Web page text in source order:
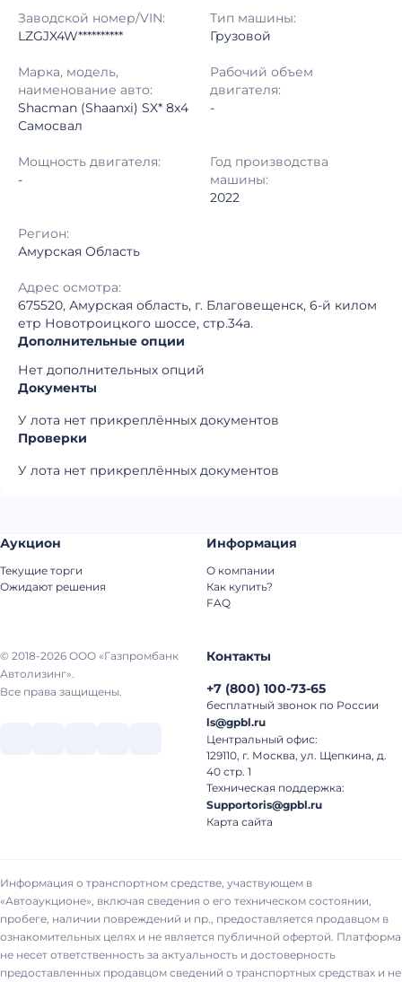
Тип аукциона: Открытые торги
Шаг торгов: 50 000 ₽
Кол-во ставок:
Регион: Амурская Область
Заводской номер/VIN:
LZGJX4W**********
Тип машины:
Грузовой
Марка, модель,
наименование авто:
Shacman (Shaanxi) SX* 8x4
Самосвал
Рабочий объем
двигателя:
-
Мощность двигателя:
-
Год производства
машины:
2022
Регион:
Амурская Область
Адрес осмотра:
675520, Амурская область, г. Благовещенск, 6-й килом
етр Новотроицкого шоссе, стр.34а.
Дополнительные опции
Нет дополнительных опций
Документы
У лота нет прикреплённых документов
Проверки
У лота нет прикреплённых документов
© 2018-2026 ООО «Газпромбанк
Автолизинг».
Все права защищены.
Аукцион
Текущие торги
Ожидают решения
Информация
О компании
Как купить?
FAQ
Контакты
+7 (800) 100-73-65
бесплатный звонок по России
ls@gpbl.ru
Центральный офис:
129110, г. Москва, ул. Щепкина, д.
40 стр. 1
Техническая поддержка:
Supportoris@gpbl.ru
Карта сайта
Информация о транспортном средстве, участвующем в
«Автоаукционе», включая сведения о его техническом состоянии,
пробеге, наличии повреждений и пр., предоставляется продавцом в
ознакомительных целях и не является публичной офертой. Платформа
не несет ответственность за актуальность и достоверность
предоставленных продавцом сведений о транспортных средствах и не